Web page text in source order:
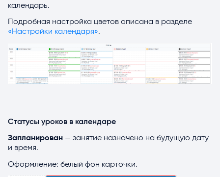
календарь.
Подробная настройка цветов описана в разделе
«Настройки календаря».
Статусы уроков в календаре
Запланирован — занятие назначено на будущую дату
и время.
Оформление: белый фон карточки.